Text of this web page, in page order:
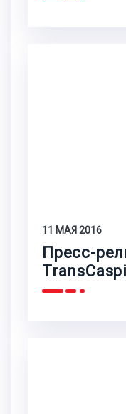
11 МАЯ 2016
Пресс-